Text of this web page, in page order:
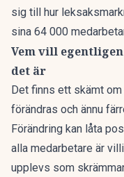
sig till hur
sina 64 000
Vem vill
det är
Det finns ett skämt
förändras och ännu
Förändring kan låta
alla medarbetare är
upplevs som